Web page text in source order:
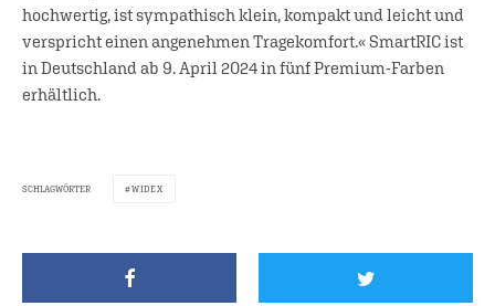
hochwertig, ist sympathisch klein, kompakt und leicht und
verspricht einen angenehmen Tragekomfort.« SmartRIC ist
in Deutschland ab 9. April 2024 in fünf Premium-Farben
erhältlich.
SCHLAGWÖRTER WIDEX